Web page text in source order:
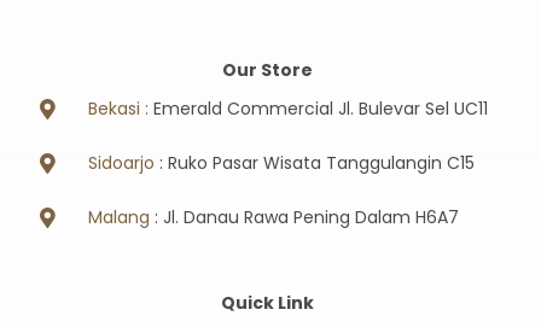
Our Store
Bekasi : Emerald Commercial Jl. Bulevar Sel UC11
Sidoarjo : Ruko Pasar Wisata Tanggulangin C15
Malang : Jl. Danau Rawa Pening Dalam H6A7
Quick Link